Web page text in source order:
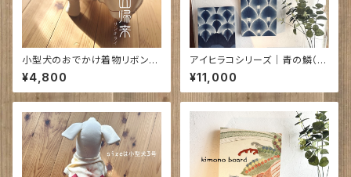
小型犬のおでかけ着物リボン帯
付 | 山帰来の実[サンキライノミ]
¥4,800
アイヒラコシリーズ｜青の鱗（う
ろこ）710㎜×220㎜×26㎜
¥11,000